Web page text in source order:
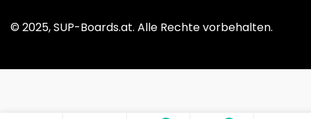
© 2025, SUP-Boards.at. Alle Rechte vorbehalten.